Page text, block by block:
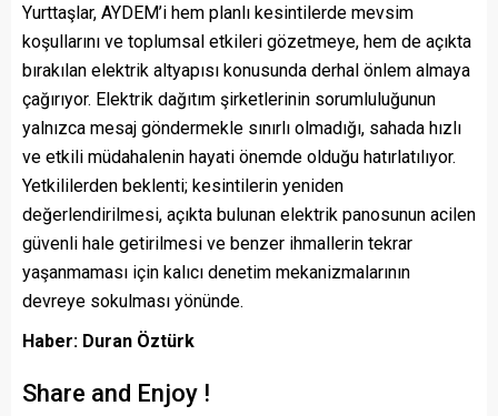
Yurttaşlar, AYDEM’i hem planlı kesintilerde mevsim
koşullarını ve toplumsal etkileri gözetmeye, hem de açıkta
bırakılan elektrik altyapısı konusunda derhal önlem almaya
çağırıyor. Elektrik dağıtım şirketlerinin sorumluluğunun
yalnızca mesaj göndermekle sınırlı olmadığı, sahada hızlı
ve etkili müdahalenin hayati önemde olduğu hatırlatılıyor.
Yetkililerden beklenti; kesintilerin yeniden
değerlendirilmesi, açıkta bulunan elektrik panosunun acilen
güvenli hale getirilmesi ve benzer ihmallerin tekrar
yaşanmaması için kalıcı denetim mekanizmalarının
devreye sokulması yönünde.
Haber: Duran Öztürk
Share and Enjoy !